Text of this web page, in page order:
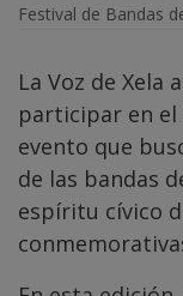
Festival de Bandas
La Voz de Xela
participar en el
evento que
de las bandas
espíritu cívico